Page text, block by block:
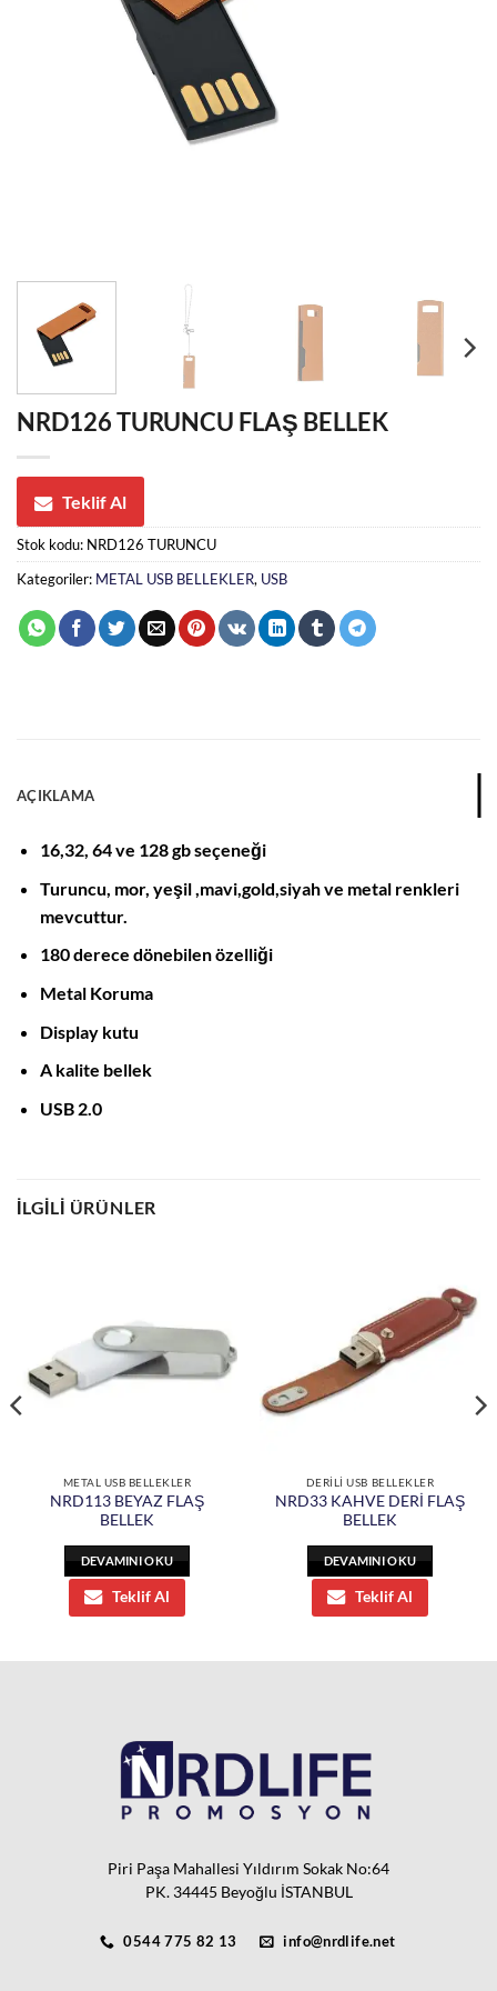
NRD126 TURUNCU FLAŞ BELLEK
Teklif Al
Stok kodu: NRD126 TURUNCU
Kategoriler: METAL USB BELLEKLER, USB
AÇIKLAMA
16,32, 64 ve 128 gb seçeneği
Turuncu, mor, yeşil ,mavi,gold,siyah ve metal renkleri
mevcuttur.
180 derece dönebilen özelliği
Metal Koruma
Display kutu
A kalite bellek
USB 2.0
İLGILI ÜRÜNLER
METAL USB BELLEKLER
NRD113 BEYAZ FLAŞ
BELLEK
DEVAMINI OKU
Teklif Al
DERİLİ USB BELLEKLER
NRD33 KAHVE DERİ FLAŞ
BELLEK
DEVAMINI OKU
Teklif Al
Piri Paşa Mahallesi Yıldırım Sokak No:64
PK. 34445 Beyoğlu İSTANBUL
0544 775 82 13 info@nrdlife.net